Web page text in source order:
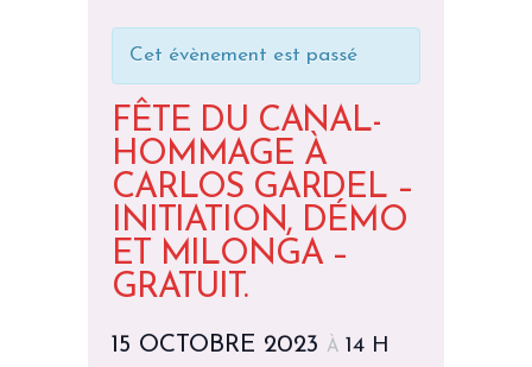
Cet évènement est passé
FÊTE DU CANAL-
HOMMAGE À
CARLOS GARDEL –
INITIATION, DÉMO
ET MILONGA –
GRATUIT.
15 OCTOBRE 2023 À 14 H